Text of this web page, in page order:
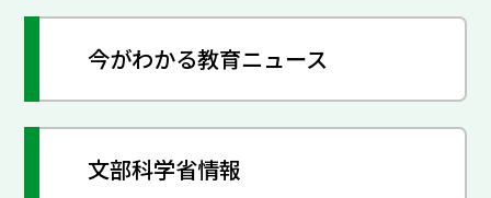
今がわかる教育ニュース
文部科学省情報